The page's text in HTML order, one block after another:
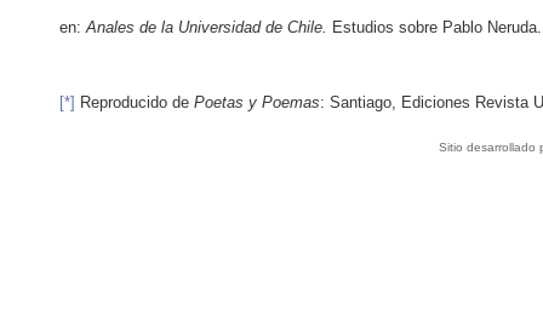
en:Anales de la Universidad de Chile. Estudios sobre Pablo
[*] Reproducido de Poetas y Poemas: Santiago, Ediciones Revista
Sitio desarrollado